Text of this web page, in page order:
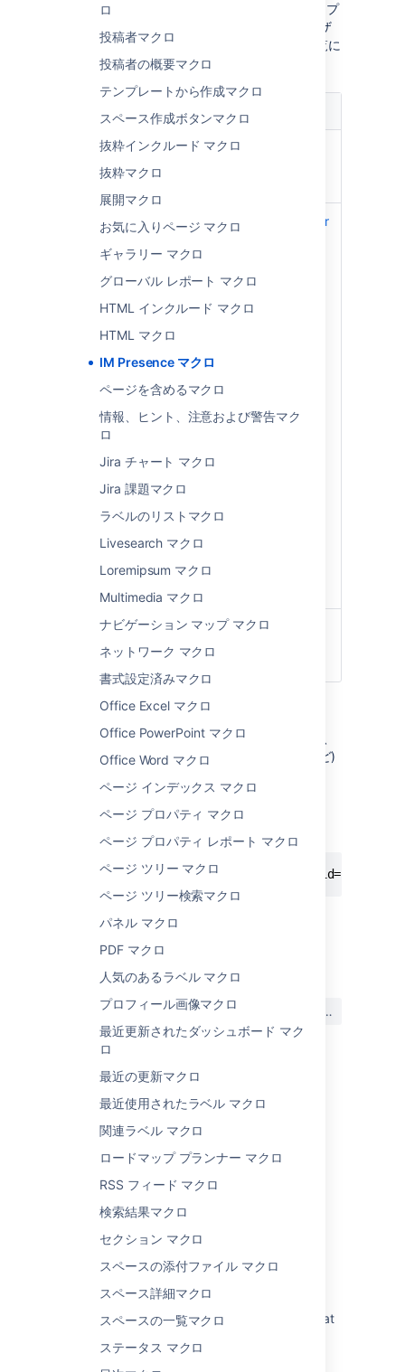
ロ
投稿者マクロ
投稿者の概要マクロ
テンプレートから作成マクロ
スペース作成ボタンマクロ
抜粋インクルード マクロ
抜粋マクロ
展開マクロ
お気に入りページ マクロ
ギャラリー マクロ
グローバル レポート マクロ
HTML インクルード マクロ
HTML マクロ
IM Presence マクロ
ページを含めるマクロ
情報、ヒント、注意および警告マク
ロ
Jira チャート マクロ
Jira 課題マクロ
ラベルのリストマクロ
Livesearch マクロ
Loremipsum マクロ
Multimedia マクロ
ナビゲーション マップ マクロ
ネットワーク マクロ
書式設定済みマクロ
Office Excel マクロ
Office PowerPoint マクロ
Office Word マクロ
ページ インデックス マクロ
ページ プロパティ マクロ
ページ プロパティ レポート マクロ
ページ ツリー マクロ
ページ ツリー検索マクロ
パネル マクロ
PDF マクロ
人気のあるラベル マクロ
プロフィール画像マクロ
最近更新されたダッシュボード マク
ロ
最近の更新マクロ
最近使用されたラベル マクロ
関連ラベル マクロ
ロードマップ プランナー マクロ
RSS フィード マクロ
検索結果マクロ
セクション マクロ
スペースの添付ファイル マクロ
スペース詳細マクロ
スペースの一覧マクロ
ステータス マクロ
Confluence の保存形式または wiki マークアップ
で使用されるパラメーター名がマクロ ブラウザ
で使用されるラベルと異なる場合、以下の一覧に
括弧付きで表示されます (example
パラメータ
説明
User
ID/Screen
Name
ID、アカウント名または画面
名でユーザーを特定します。
サービス aim –AOL Instant Messenger
gtalk –Google トーク
icq –ICQ
jabber –Jabber
msn –
sametime –
Sametime
skype –Skype。注意：
示」にチェックを入れる必要
があります。
skypeme –
wildfire –
yahoo –Yahoo! メッセンジャ
ユーザー
ID を表示
)
コンタクトのユーザーIDを表
示／非表示します。
Wiki マークアップの例
これは、エディタ外部 (スペースのサイドバー、
ヘッダー、フッターのカスタム コンテンツなど)
なし。
{im:MySkypeName|service=skype|showid=false}
Last modified on Mar 31, 2023
この内容はお役に立ちました
いいえ
関連コンテンツ
Network Macro
User Profile Macro
User List Macro
Writing User Macros
Macros
Does Confluence provide integration with chat
Cheese Macro